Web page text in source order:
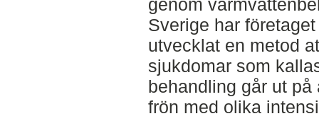
genom
Sverige har
utvecklat en metod
sjukdomar som
behandling går ut på
frön med olika